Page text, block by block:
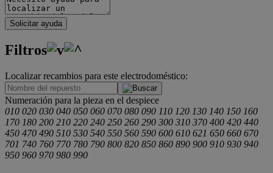
Solicitar ayuda
Filtros
Localizar recambios para este electrodoméstico:
Numeración para la pieza en el despiece
010 020 030 040 050 060 070 080 090 110 120 130 140 150 160
170 180 200 210 220 240 250 260 290 300 310 370 400 420 440
450 470 490 510 530 540 550 560 590 600 610 621 650 660 670
701 740 760 770 780 790 800 820 850 860 890 900 910 930 940
950 960 970 980 990